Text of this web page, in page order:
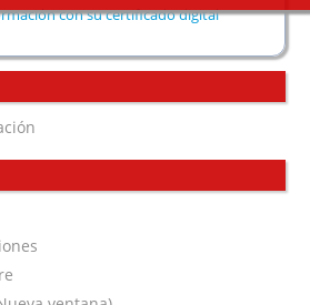
con su certificado digital